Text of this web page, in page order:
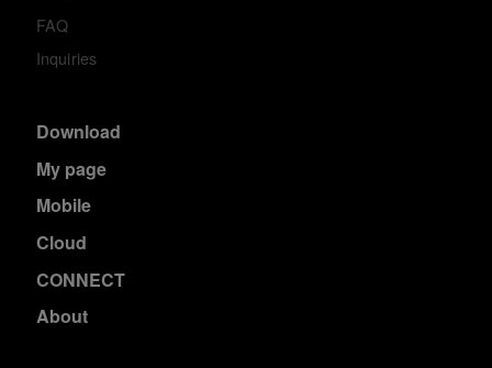
FAQ
Inquiries
Download
My page
Mobile
Cloud
CONNECT
About